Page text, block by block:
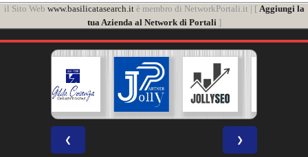
il Sito Web www.basilicatasearch.itè membro di NetworkPortali.it | [ Aggiungi la
tua Azienda al Network di Portali ]
❮ ❯